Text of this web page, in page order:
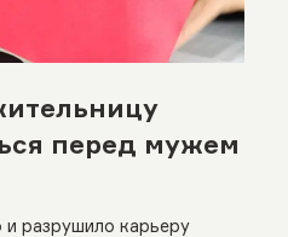
перед мужем
разрушило карьеру